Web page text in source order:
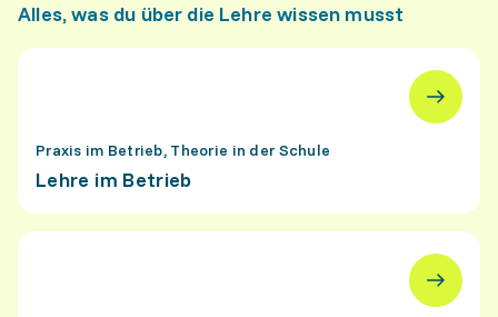
Alles, was du über die Lehre wissen musst
Praxis im Betrieb, Theorie in der Schule
Lehre im Betrieb